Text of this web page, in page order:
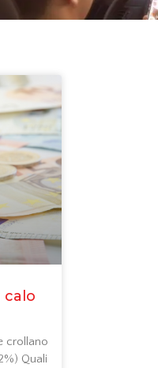
calo
crollano
Quali